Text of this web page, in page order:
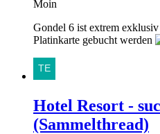
Moin
Gondel 6 ist extrem
Platinkarte gebucht werden
Hotel Resort -
(Sammelthread)